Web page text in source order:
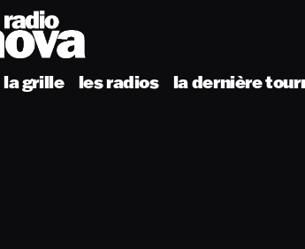
la grille les radios la dernière